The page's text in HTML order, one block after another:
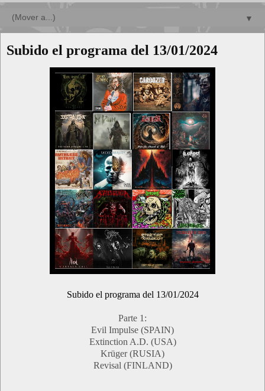
▼
Subido el programa del 13/01/2024
Subido el programa del 13/01/2024
Parte 1:
Evil Impulse (SPAIN)
Extinction A.D. (USA)
Krüger (RUSIA)
Revisal (FINLAND)